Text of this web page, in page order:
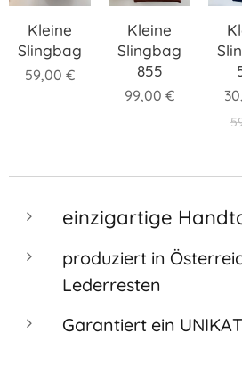
Kleine
Slingbag
59,00 €
Kleine
Slingbag
855
99,00 €
einzigartige
produziert in
Lederresten
Garantiert ein UNIKAT